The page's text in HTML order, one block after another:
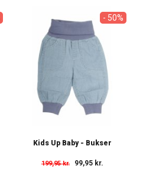
- 50%
Kids Up Baby - Bukser
199,95 kr. 99,95 kr.